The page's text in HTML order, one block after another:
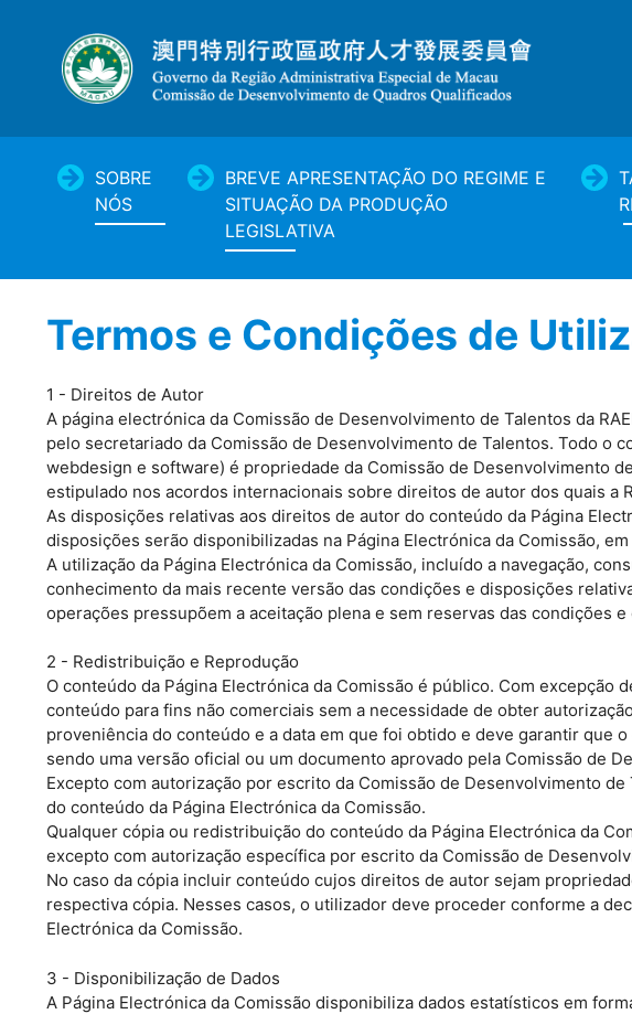
SOBRE
NÓS
BREVE APRESENTAÇÃO DO REGIME E
SITUAÇÃO DA PRODUÇÃO
LEGISLATIVA
Termos e Condições de
1 - Direitos de Autor
A página electrónica da Comissão de Desenvolvimento de Talentos da
pelo secretariado da Comissão de Desenvolvimento de Talentos. Todo o
webdesign e software) é propriedade da Comissão de Desenvolvimento
estipulado nos acordos internacionais sobre direitos de autor dos quais a
As disposições relativas aos direitos de autor do conteúdo da Página
disposições serão disponibilizadas na Página Electrónica da Comissão,
A utilização da Página Electrónica da Comissão, incluído a navegação,
conhecimento da mais recente versão das condições e disposições
operações pressupõem a aceitação plena e sem reservas das condições
2 - Redistribuição e Reprodução
O conteúdo da Página Electrónica da Comissão é público. Com
conteúdo para fins não comerciais sem a necessidade de obter
proveniência do conteúdo e a data em que foi obtido e deve garantir que
sendo uma versão oficial ou um documento aprovado pela Comissão de
Excepto com autorização por escrito da Comissão de Desenvolvimento
do conteúdo da Página Electrónica da Comissão.
Qualquer cópia ou redistribuição do conteúdo da Página Electrónica da
excepto com autorização específica por escrito da Comissão de
No caso da cópia incluir conteúdo cujos direitos de autor sejam
respectiva cópia. Nesses casos, o utilizador deve proceder conforme a
Electrónica da Comissão.
3 - Disponibilização de Dados
A Página Electrónica da Comissão disponibiliza dados estatísticos em